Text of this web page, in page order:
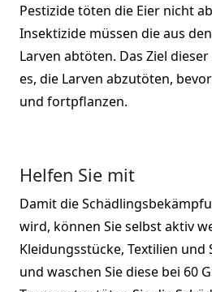
Pestizide töten die Eier nicht
Insektizide müssen die aus
Larven abtöten. Das Ziel
es, die Larven abzutöten,
und fortpflanzen.
Helfen Sie mit
Damit die
wird, können Sie selbst aktiv
Kleidungsstücke, Textilien
und waschen Sie diese bei 60